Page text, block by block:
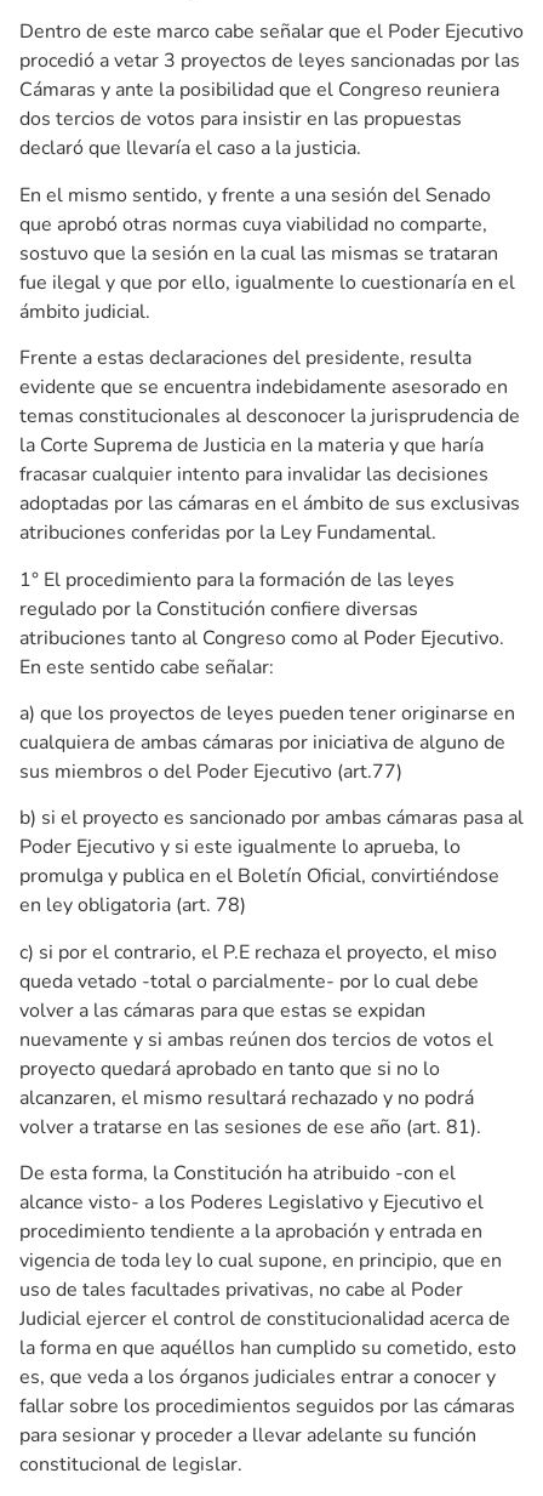
Dentro de este marco cabe señalar que el Poder Ejecutivo
procedió a vetar 3 proyectos de leyes sancionadas por las
Cámaras y ante la posibilidad que el Congreso reuniera
dos tercios de votos para insistir en las propuestas
declaró que llevaría el caso a la justicia.
En el mismo sentido, y frente a una sesión del Senado
que aprobó otras normas cuya viabilidad no comparte,
sostuvo que la sesión en la cual las mismas se trataran
fue ilegal y que por ello, igualmente lo cuestionaría en el
ámbito judicial.
Frente a estas declaraciones del presidente, resulta
evidente que se encuentra indebidamente asesorado en
temas constitucionales al desconocer la jurisprudencia de
la Corte Suprema de Justicia en la materia y que haría
fracasar cualquier intento para invalidar las decisiones
adoptadas por las cámaras en el ámbito de sus exclusivas
atribuciones conferidas por la Ley Fundamental.
1° El procedimiento para la formación de las leyes
regulado por la Constitución confiere diversas
atribuciones tanto al Congreso como al Poder Ejecutivo.
En este sentido cabe señalar:
a) que los proyectos de leyes pueden tener originarse en
cualquiera de ambas cámaras por iniciativa de alguno de
sus miembros o del Poder Ejecutivo (art.77)
b) si el proyecto es sancionado por ambas cámaras pasa al
Poder Ejecutivo y si este igualmente lo aprueba, lo
promulga y publica en el Boletín Oficial, convirtiéndose
en ley obligatoria (art. 78)
c) si por el contrario, el P.E rechaza el proyecto, el miso
queda vetado -total o parcialmente- por lo cual debe
volver a las cámaras para que estas se expidan
nuevamente y si ambas reúnen dos tercios de votos el
proyecto quedará aprobado en tanto que si no lo
alcanzaren, el mismo resultará rechazado y no podrá
volver a tratarse en las sesiones de ese año (art. 81).
De esta forma, la Constitución ha atribuido -con el
alcance visto- a los Poderes Legislativo y Ejecutivo el
procedimiento tendiente a la aprobación y entrada en
vigencia de toda ley lo cual supone, en principio, que en
uso de tales facultades privativas, no cabe al Poder
Judicial ejercer el control de constitucionalidad acerca de
la forma en que aquéllos han cumplido su cometido, esto
es, que veda a los órganos judiciales entrar a conocer y
fallar sobre los procedimientos seguidos por las cámaras
para sesionar y proceder a llevar adelante su función
constitucional de legislar.